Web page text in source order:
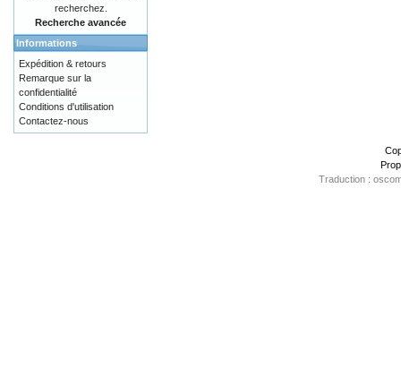
recherchez.
Recherche avancée
Informations
Expédition & retours
Remarque sur la
confidentialité
Conditions d'utilisation
Contactez-nous
Traduction :